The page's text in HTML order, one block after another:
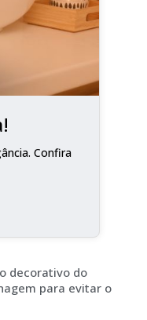
Confira
decorativo do
para evitar o